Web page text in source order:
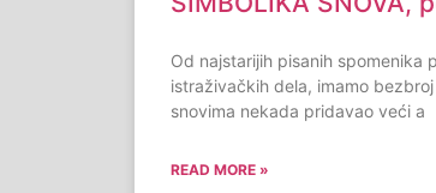
Od najstarijih pisanih spomenika
istraživačkih dela, imamo
snovima nekada pridavao veći a
READ MORE »